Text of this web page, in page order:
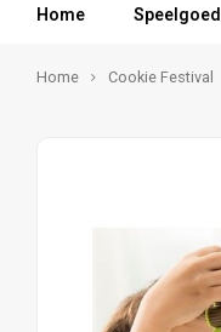
Home Speelgoed
Home Cookie Festival